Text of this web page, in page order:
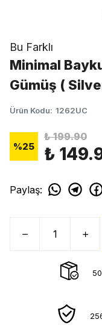
Bu Farklı
Minimal
Gümüş (
Ürün Kodu: 1262UC
%25
₺ 199.90
₺
Paylaş: